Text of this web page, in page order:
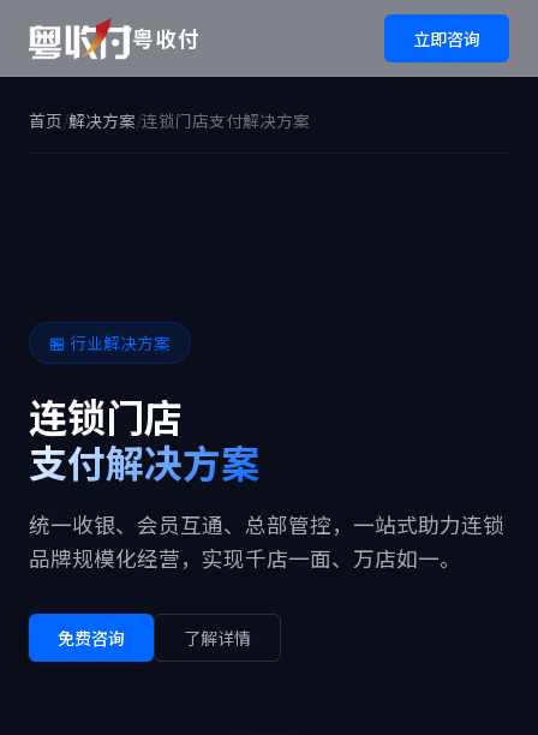
粤收付 立即咨询
首页/解决方案/连锁门店支付解决方案
🏪 行业解决方案
连锁门店
支付解决方案
统一收银、会员互通、总部管控，一站式助力连锁
品牌规模化经营，实现千店一面、万店如一。
免费咨询 了解详情